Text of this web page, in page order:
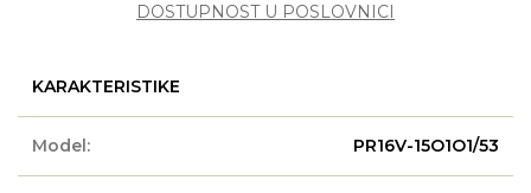
DOSTUPNOST U POSLOVNICI
KARAKTERISTIKE
Model: PR16V-15O1O1/53